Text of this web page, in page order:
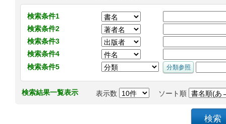
検索条件1
検索条件2
検索条件3
検索条件4
検索条件5
検索結果一覧表示 表示数 ソート順